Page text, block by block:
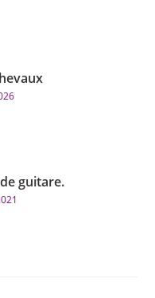
guitare.